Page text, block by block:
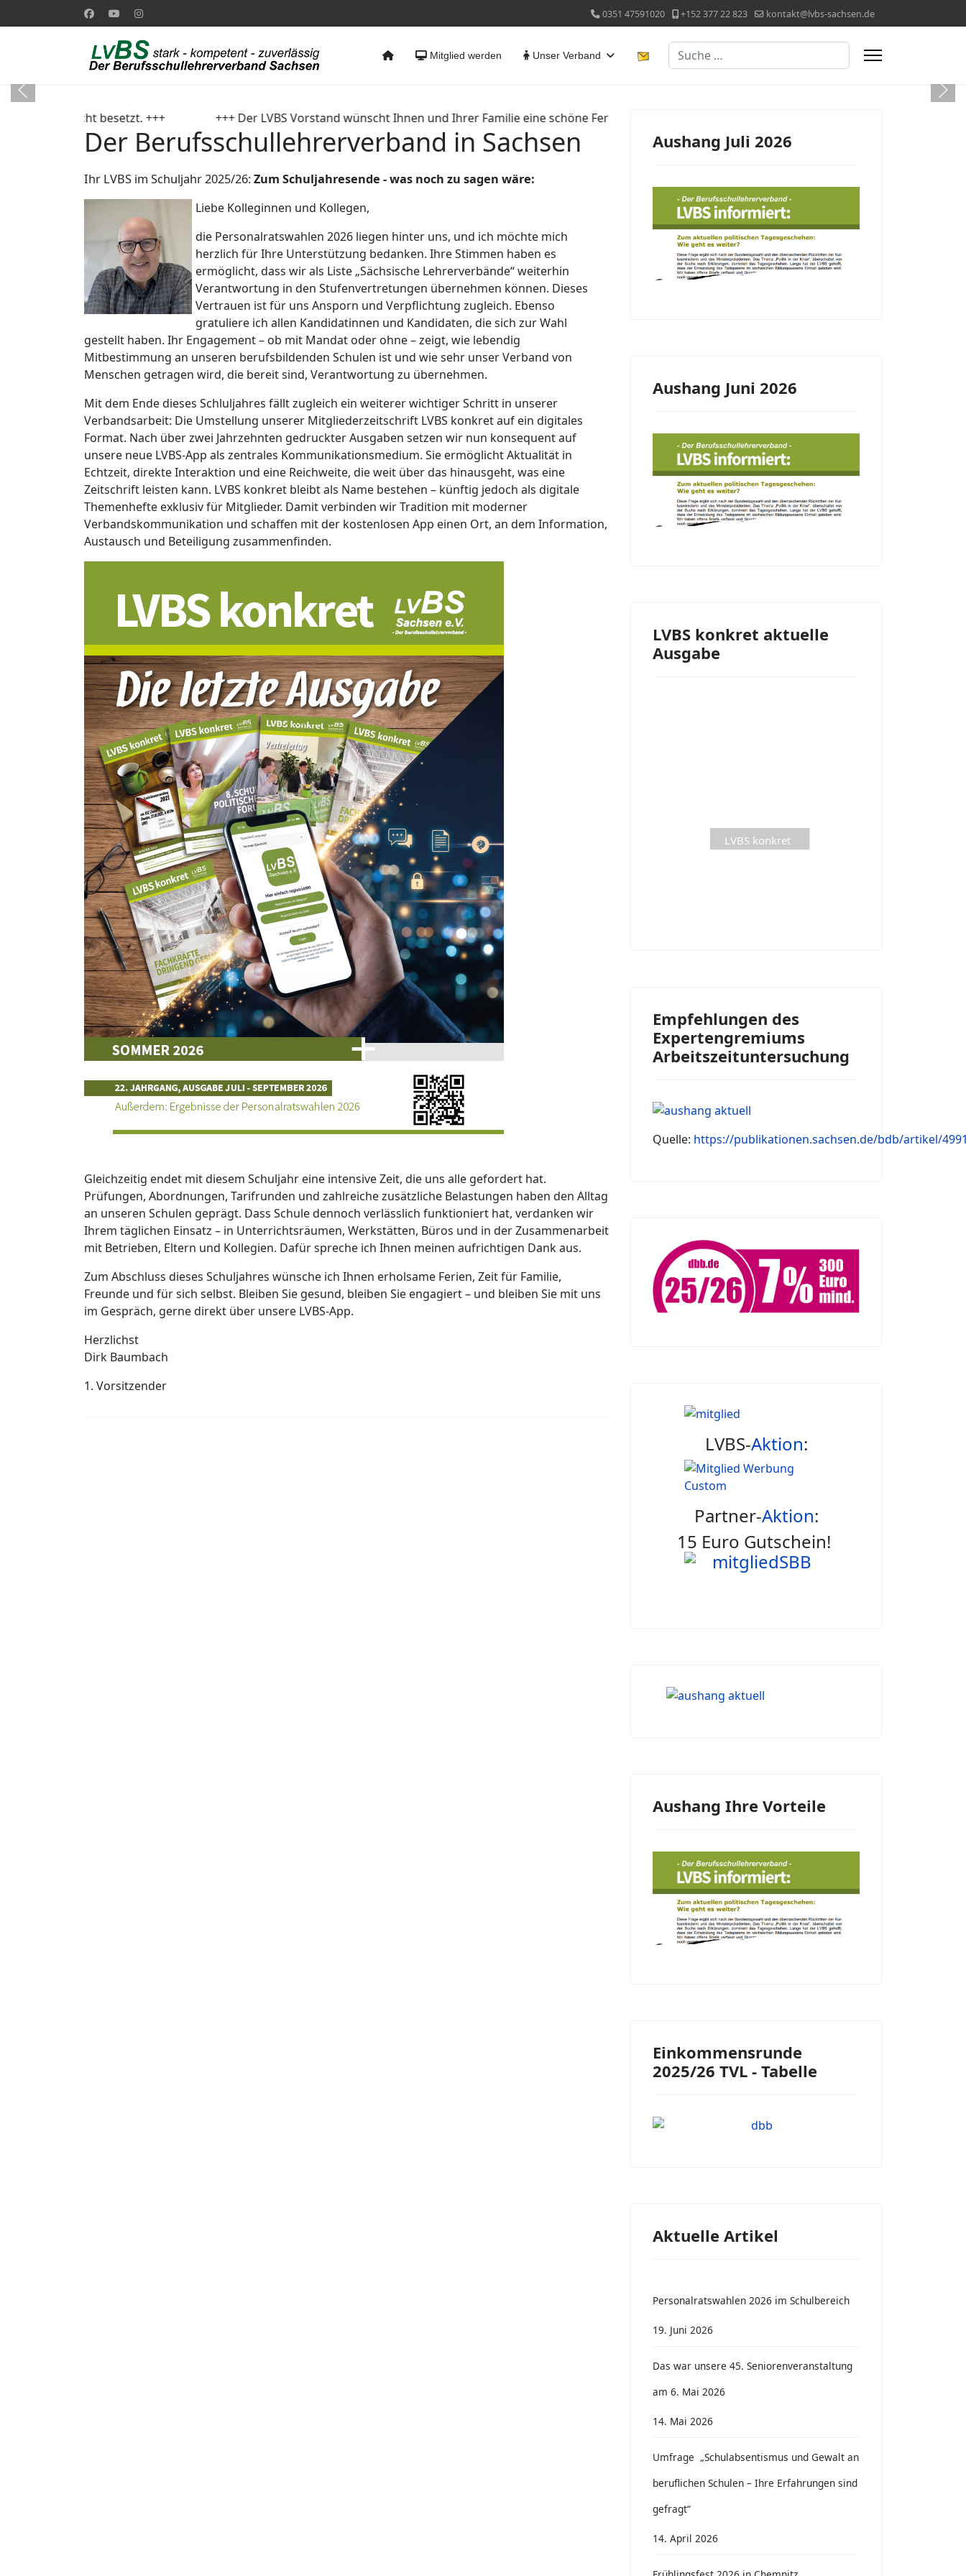
0351 47591020 +152 377 22 823 kontakt@lvbs-sachsen.de
Mitglied werden Unser Verband Suchen
besetzt. +++ +++ Der LVBS Vorstand wünscht Ihnen und Ihrer Familie eine schöne Ferienzeit. Die Geschäftsstelle ist in der Zeit vom 16. Juli bis 09. August 2026 nicht
Der Berufsschullehrerverband in Sachsen
Ihr LVBS im Schuljahr 2025/26:Zum Schuljahresende - was noch zu sagen wäre:
Liebe Kolleginnen und Kollegen,
die Personalratswahlen 2026 liegen hinter uns, und ich möchte mich
herzlich für Ihre Unterstützung bedanken. Ihre Stimmen haben es
ermöglicht, dass wir als Liste „Sächsische Lehrerverbände“ weiterhin
Verantwortung in den Stufenvertretungen übernehmen können. Dieses
Vertrauen ist für uns Ansporn und Verpflichtung zugleich. Ebenso
gratuliere ich allen Kandidatinnen und Kandidaten, die sich zur Wahl
gestellt haben. Ihr Engagement – ob mit Mandat oder ohne – zeigt, wie lebendig
Mitbestimmung an unseren berufsbildenden Schulen ist und wie sehr unser Verband von
Menschen getragen wird, die bereit sind, Verantwortung zu übernehmen.
Mit dem Ende dieses Schluljahres fällt zugleich ein weiterer wichtiger Schritt in unserer
Verbandsarbeit: Die Umstellung unserer Mitgliederzeitschrift LVBS konkret auf ein digitales
Format. Nach über zwei Jahrzehnten gedruckter Ausgaben setzen wir nun konsequent auf
unsere neue LVBS‑App als zentrales Kommunikationsmedium. Sie ermöglicht Aktualität in
Echtzeit, direkte Interaktion und eine Reichweite, die weit über das hinausgeht, was eine
Zeitschrift leisten kann. LVBS konkret bleibt als Name bestehen – künftig jedoch als digitale
Themenhefte exklusiv für Mitglieder. Damit verbinden wir Tradition mit moderner
Verbandskommunikation und schaffen mit der kostenlosen App einen Ort, an dem Information,
Austausch und Beteiligung zusammenfinden.
Gleichzeitig endet mit diesem Schuljahr eine intensive Zeit, die uns alle gefordert hat.
Prüfungen, Abordnungen, Tarifrunden und zahlreiche zusätzliche Belastungen haben den Alltag
an unseren Schulen geprägt. Dass Schule dennoch verlässlich funktioniert hat, verdanken wir
Ihrem täglichen Einsatz – in Unterrichtsräumen, Werkstätten, Büros und in der Zusammenarbeit
mit Betrieben, Eltern und Kollegien. Dafür spreche ich Ihnen meinen aufrichtigen Dank aus.
Zum Abschluss dieses Schuljahres wünsche ich Ihnen erholsame Ferien, Zeit für Familie,
Freunde und für sich selbst. Bleiben Sie gesund, bleiben Sie engagiert – und bleiben Sie mit uns
im Gespräch, gerne direkt über unsere LVBS‑App.
Herzlichst
Dirk Baumbach
1. Vorsitzender
Aushang Juli 2026
Aushang Juni 2026
LVBS konkret aktuelle
Ausgabe
LVBS konkret
Empfehlungen des
Expertengremiums
Arbeitszeituntersuchung
Quelle: https://publikationen.sachsen.de/bdb/artikel/
LVBS-Aktion:
Partner-Aktion:
15 Euro Gutschein!
Aushang Ihre Vorteile
Einkommensrunde
2025/26 TVL - Tabelle
Aktuelle Artikel
Personalratswahlen 2026 im Schulbereich
19. Juni 2026
Das war unsere 45. Seniorenveranstaltung
am 6. Mai 2026
14. Mai 2026
Umfrage „Schulabsentismus und Gewalt an
beruflichen Schulen – Ihre Erfahrungen sind
gefragt“
14. April 2026